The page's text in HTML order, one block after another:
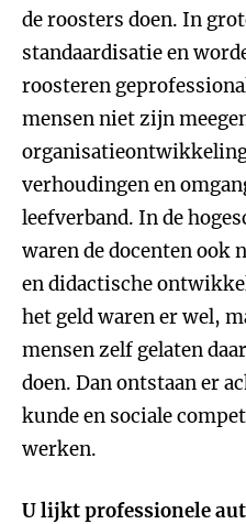
de roosters doen. In
standaardisatie en
roosteren
mensen niet zijn
verhoudingen en
leefverband. In de
waren de docenten ook
en didactische
het geld waren er wel,
mensen zelf gelaten
doen. Dan ontstaan er
kunde en sociale
werken.
U lijkt professionele